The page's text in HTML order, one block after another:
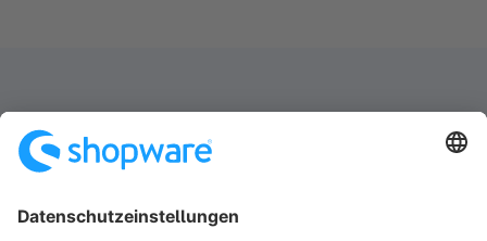
Newsletter
Nichts mehr verpassen. Wir halten dich per E-Mail
auf dem Laufenden.